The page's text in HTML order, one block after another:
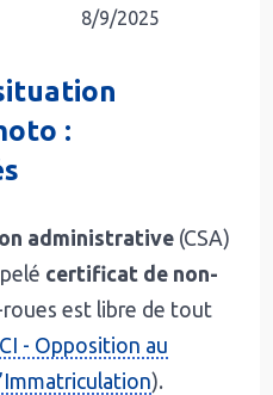
8/9/2025
:
administrative (CSA)
certificat de non-
roues est libre de tout
- Opposition au
).